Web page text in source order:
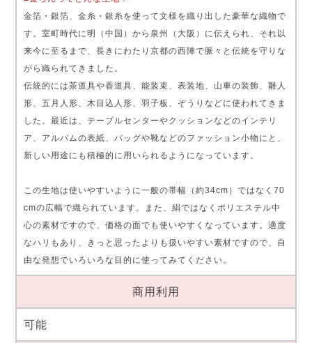
金箔・銀箔、金糸・銀糸を使って文様を織り出した豪華な織物で
す。室町時代に明（中国）から泉州（大阪）に伝えられ、それ以
来今に至るまで、長きにわたり京都の西陣で脈々と伝統を守りな
がら織られてきました。
伝統的には茶道具や香道具、能装束、表装地、山車の装飾、雛人
形、五月人形、木目込人形、羽子板、ぞうりなどに使われてきま
した。最近は、テーブルセンターやクッションなどのインテリ
ア、アルバムの表紙、バッグや靴などのファッション小物にと、
新しい用途にも積極的に用いられるようになっています。
この生地は使いやすいように一般の帯幅（約34cm）ではなく70
cmの広幅で織られています。また、絹ではなくポリエステル中
心の素材ですので、価格の面でも使いやすくなっています。適度
なハリもあり、きっと思ったよりも扱いやすい素材ですので、自
由な発想でいろいろな目的に使ってみてください。
商用利用
可能